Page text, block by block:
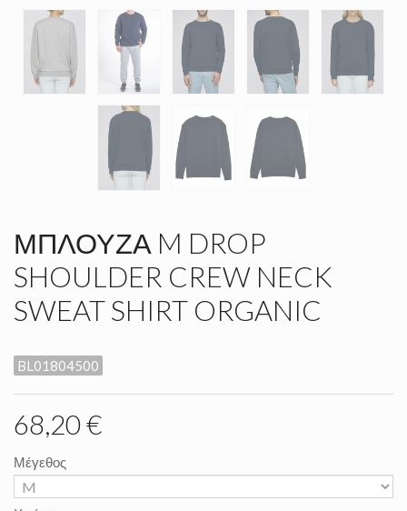
ΜΠΛΟΎΖΑ M DROP
SHOULDER CREW NECK
SWEAT SHIRT ORGANIC
BL01804500
68,20 €
Μέγεθος